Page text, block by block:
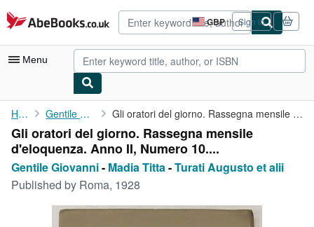
Skip to main content
AbeBooks.co.uk GBP
Site
shopping
preferences
Sign in
Menu
My Account
My Purchases
Advanced Search
Browse Collections
Rare Books
Home Gentile Giovanni Gli oratori del giorno. Rassegna mensile d'eloquenza. Anno II, ...
Gli oratori del giorno. Rassegna mensile
d'eloquenza. Anno II, Numero 10....
Gentile Giovanni- Madia Titta-Turati Augusto et alii
Published by Roma, 1928